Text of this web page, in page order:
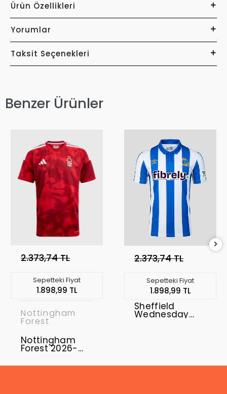
Ürün Özellikleri
Yorumlar
Taksit Seçenekleri
Benzer Ürünler
2.373,74 TL
Sepetteki Fiyat
1.898,99 TL
Nottingham
Forest
Nottingham
Forest 2026-
Home
2.373,74 TL
Sepetteki Fiyat
1.898,99 TL
Sheffield
Wednesday